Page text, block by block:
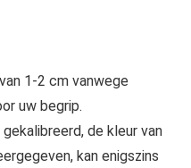
1-2 cm vanwege
uw begrip.
de kleur van
kan enigszins